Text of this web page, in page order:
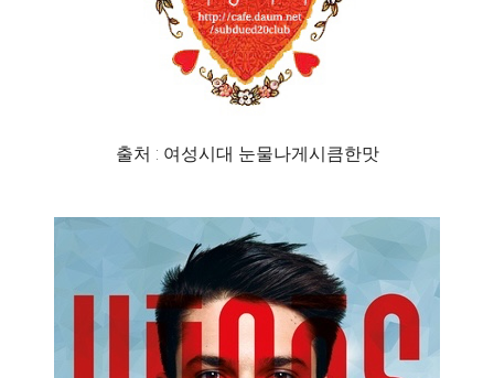
출처 : 여성시대 눈물나게시큼한맛